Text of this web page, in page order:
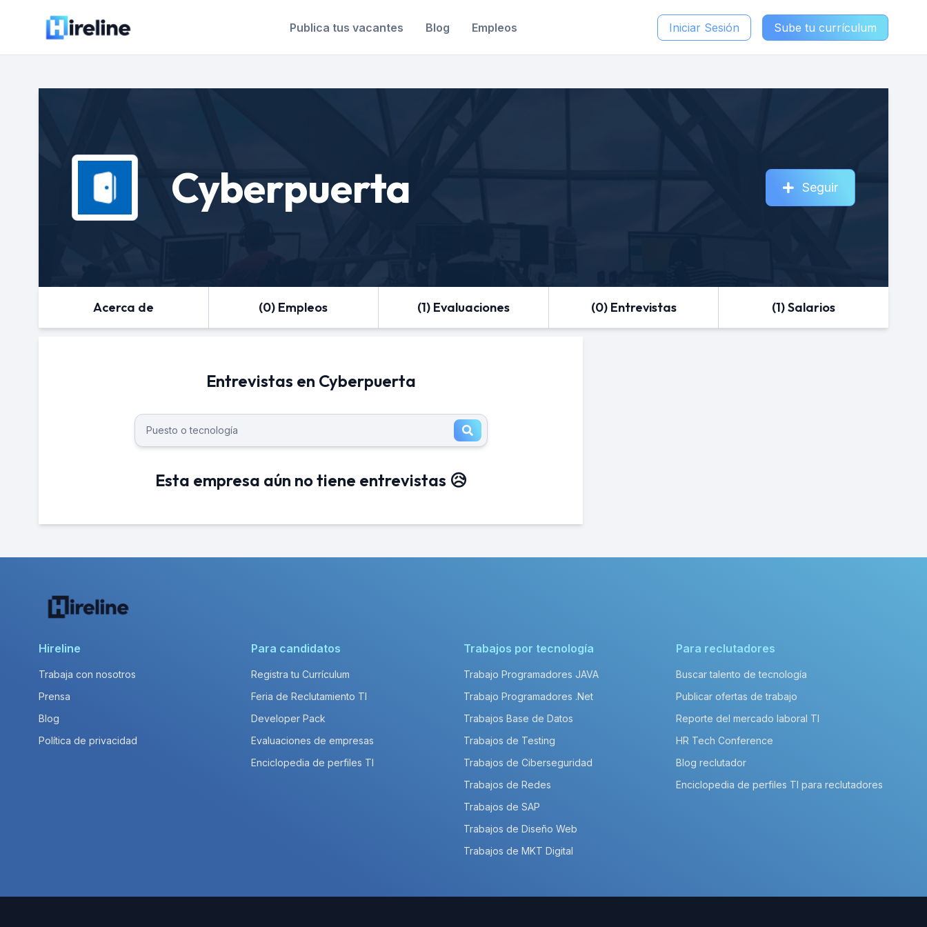
Publica tus vacantes Blog Empleos Iniciar Sesión Sube tu currículum
Cyberpuerta Seguir
Acerca de (0) Empleos (1) Evaluaciones (0) Entrevistas (1) Salarios
Entrevistas en Cyberpuerta
Esta empresa aún no tiene entrevistas 😥
Hireline
Trabaja con nosotros
Prensa
Blog
Política de privacidad
Para candidatos
Registra tu Currículum
Feria de Reclutamiento TI
Developer Pack
Evaluaciones de empresas
Enciclopedia de perfiles TI
Trabajos por tecnología
Trabajo Programadores JAVA
Trabajo Programadores .Net
Trabajos Base de Datos
Trabajos de Testing
Trabajos de Ciberseguridad
Trabajos de Redes
Trabajos de SAP
Trabajos de Diseño Web
Trabajos de MKT Digital
Para reclutadores
Buscar talento de tecnología
Publicar ofertas de trabajo
Reporte del mercado laboral TI
HR Tech Conference
Blog reclutador
Enciclopedia de perfiles TI para reclutadores